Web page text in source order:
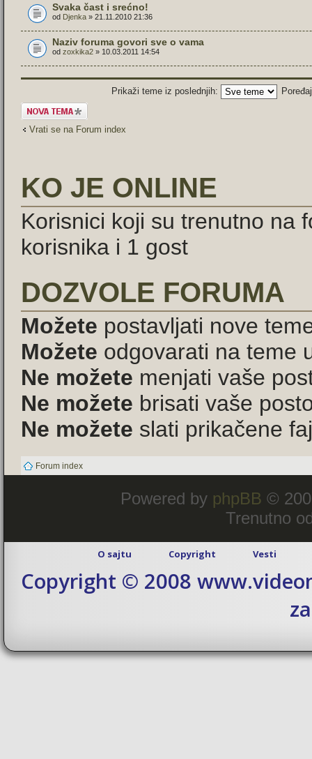
Svaka čast i srećno!
od Djenka » 21.11.2010 21:36
Naziv foruma govori sve o vama
od zoxkika2 » 10.03.2011 14:54
Prikaži teme iz poslednjih:
Započni novu
temu
Vrati se na Forum index
KO JE ONLINE
Korisnici koji su trenutno na
korisnika i 1 gost
DOZVOLE FORUMA
Možete postavljati nove
Možete odgovarati na teme
Ne možete menjati vaše
Ne možete brisati vaše
Ne možete slati prikačene
Forum index
Powered by phpBB ©
Trenutno
O sajtu Copyright Vesti
Copyright © 2008